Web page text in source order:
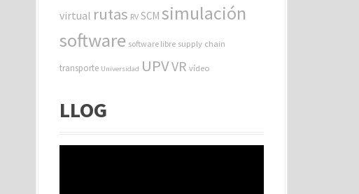
virtual rutas RV SCM simulación
software software libre supply chain
transporte Universidad UPVVR vídeo
LLOG